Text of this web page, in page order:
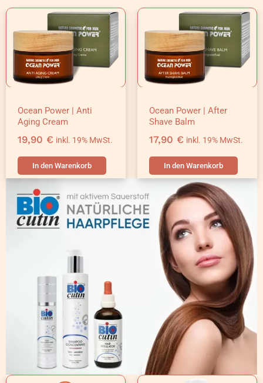
Ocean Power | Anti
Aging Cream
19,90 € inkl. 19% MwSt.
In den Warenkorb
Ocean Power | After
Shave Balm
17,90 € inkl. 19% MwSt.
In den Warenkorb